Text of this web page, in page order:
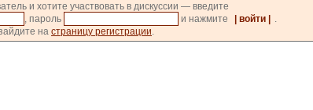
и хотите участвовать в дискуссии — введите
, пароль и нажмите | войти |
.
на страницу регистрации.